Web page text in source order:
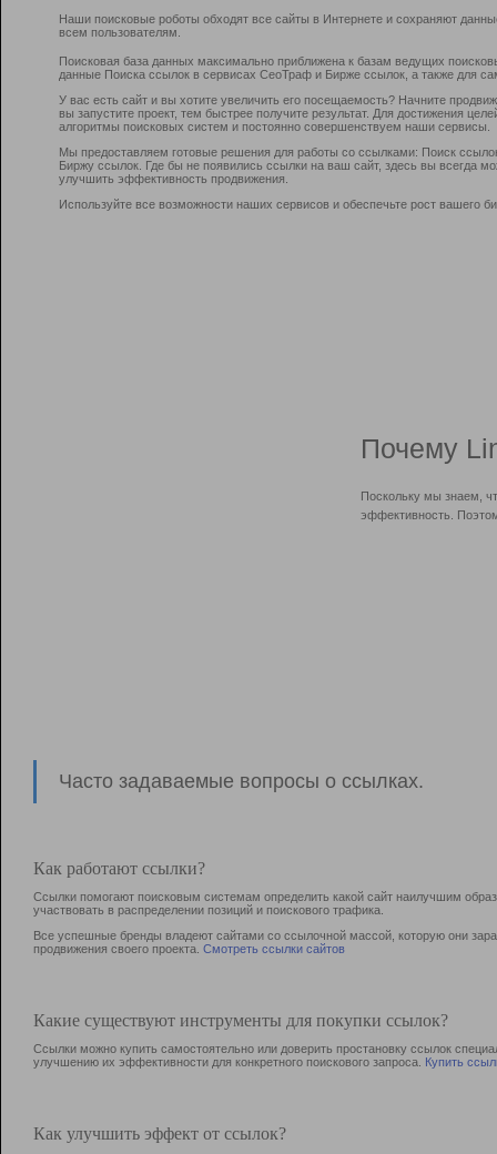
Наши поисковые роботы обходят все сайты в Интернете и сохраняют
всем пользователям.
Поисковая база данных максимально приближена к базам ведущих
данные Поиска ссылок в сервисах СеоТраф и Бирже ссылок, а также для
У вас есть сайт и вы хотите увеличить его посещаемость? Начните
вы запустите проект, тем быстрее получите результат. Для достижения
алгоритмы поисковых систем и постоянно совершенствуем наши сервисы.
Мы предоставляем готовые решения для работы со ссылками: Поиск
Биржу ссылок. Где бы не появились ссылки на ваш сайт, здесь вы всегда
улучшить эффективность продвижения.
Используйте все возможности наших сервисов и обеспечьте рост вашего
Почему
Поскольку мы знаем,
эффективность.
Часто задаваемые вопросы о ссылках.
Как работают ссылки?
Ссылки помогают поисковым системам определить какой сайт наилучшим
участвовать в раcпределении позиций и поискового трафика.
Все успешные бренды владеют сайтами со ссылочной массой, которую они
продвижения своего проекта. Смотреть ссылки сайтов
Какие существуют инструменты для покупки ссылок?
Ссылки можно купить самостоятельно или доверить простановку ссылок
улучшению их эффективности для конкретного поискового запроса. Купить
Как улучшить эффект от ссылок?